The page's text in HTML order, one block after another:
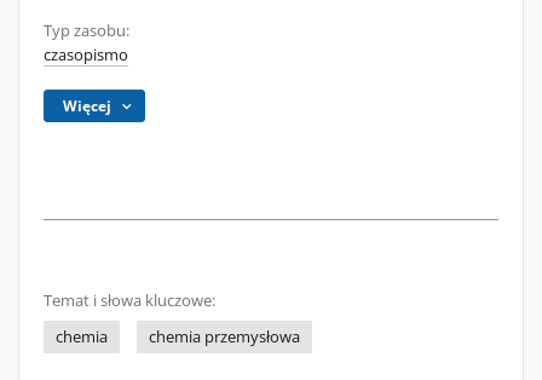
Typ zasobu:
czasopismo
Więcej
Temat i słowa kluczowe:
chemia
chemia przemysłowa